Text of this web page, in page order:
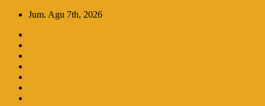
Skip
content
Jum. Agu 7th, 2026